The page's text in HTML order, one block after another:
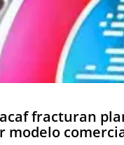
fracturan
modelo